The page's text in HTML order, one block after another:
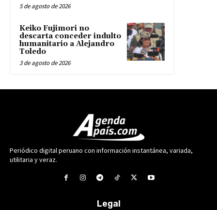
5 de agosto de 2026
Keiko Fujimori no
descarta conceder indulto
humanitario a Alejandro
Toledo
3 de agosto de 2026
Periódico digital peruano con información instantánea, variada,
utilitaria y veraz.
Legal